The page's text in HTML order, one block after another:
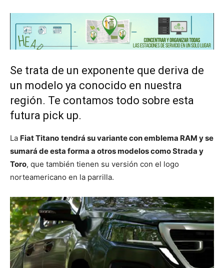
Se trata de un exponente que deriva de
un modelo ya conocido en nuestra
región. Te contamos todo sobre esta
futura pick up.
La Fiat Titano tendrá su variante con emblema RAM y se
sumará de esta forma a otros modelos como Strada y
Toro, que también tienen su versión con el logo
norteamericano en la parrilla.